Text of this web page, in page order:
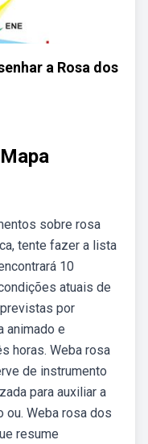
a Rosa dos
sobre rosa
tente fazer a lista
10
atuais de
por
animado e
horas. Weba rosa
de instrumento
para auxiliar a
ou. Weba rosa dos
resume